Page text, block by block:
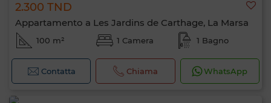
2.300 TND
Appartamento a Les Jardins de Carthage, La Marsa
100 m² 1 Camera 1 Bagno
Contatta Chiama WhatsApp